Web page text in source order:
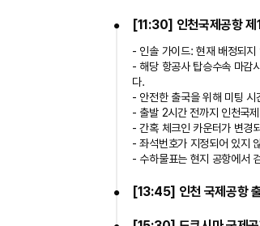
액체형 물품 기내반입 규정
- 액체, 젤류 및 에어로졸은
- 물품을 담은 용기는 1ℓ이
- 투명봉투(지퍼백, 약 20㎝
- 승객 1인당 1ℓ이하의 투명
- 항공여행 중 승객이 사용
※자세한 사항은 건설교통
- 면세품은 투명하고 봉인이
- 봉인봉투에는 면세품 구입
[11:30] 인천국제공항 제
- 인솔 가이드: 현재 배정되
- 해당 항공사 탑승수속 마감
다.
- 안전한 출국을 위해 미팅 시
- 출발 2시간 전까지 인천국
- 간혹 체크인 카운터가 변경
- 좌석번호가 지정되어 있지
- 수하물표는 현지 공항에서
[13:45] 인천 국제공항